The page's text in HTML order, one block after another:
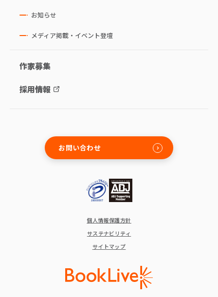
お知らせ
メディア掲載・イベント登壇
作家募集
採用情報
お問い合わせ
個人情報保護方針
サステナビリティ
サイトマップ